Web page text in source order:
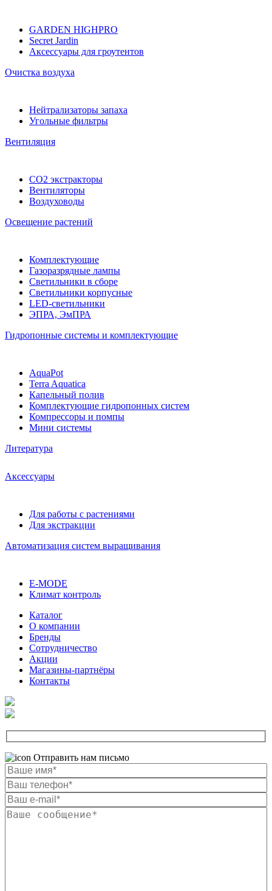
GARDEN HIGHPRO
Secret Jardin
Аксессуары для гроутентов
Очистка воздуха
Нейтрализаторы запаха
Угольные фильтры
Вентиляция
CO2 экстракторы
Вентиляторы
Воздуховоды
Освещение растений
Комплектующие
Газоразрядные лампы
Светильники в сборе
Светильники корпусные
LED-светильники
ЭПРА, ЭмПРА
Гидропонные системы и комплектующие
AquaPot
Terra Aquatica
Капельный полив
Комплектующие гидропонных систем
Компрессоры и помпы
Мини системы
Литература
Аксессуары
Для работы с растениями
Для экстракции
Автоматизация систем выращивания
E-MODE
Климат контроль
Каталог
О компании
Бренды
Сотрудничество
Акции
Магазины-партнёры
Контакты
Отправить нам письмо